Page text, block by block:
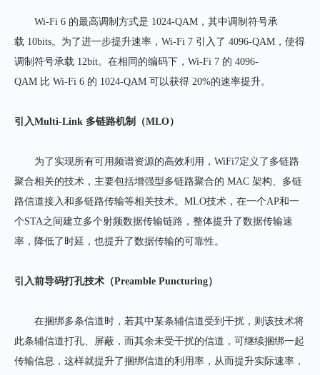
Wi-Fi 6 的最高调制方式是 1024-QAM，其中调制符号承
载 10bits。为了进一步提升速率，Wi-Fi 7 引入了 4096-QAM，使得
调制符号承载 12bit。在相同的编码下，Wi-Fi 7 的 4096-
QAM 比 Wi-Fi 6 的 1024-QAM 可以获得 20%的速率提升。
引入Multi-Link 多链路机制（MLO）
为了实现所有可用频谱资源的高效利用，WiFi7定义了多链路
聚合相关的技术，主要包括增强型多链路聚合的 MAC 架构、多链
路信道接入和多链路传输等相关技术。MLO技术，在一个AP和一
个STA之间建立多个射频数据传输链路，整体提升了数据传输速
率，降低了时延，也提升了数据传输的可靠性。
引入前导码打孔技术（Preamble Puncturing）
在捆绑多条信道时，若其中某条辅信道受到干扰，则该技术将
此条辅信道打孔、屏蔽，而其余未受干扰的信道，可继续捆绑一起
传输信息，这样就提升了捆绑信道的利用率，从而提升实际速率，